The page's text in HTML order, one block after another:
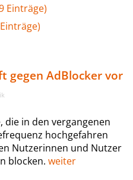
Einträge)
gegen AdBlocker vor
die in den vergangenen
hochgefahren
Nutzerinnen und Nutzer
blocken. weiter